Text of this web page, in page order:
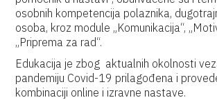
osobnih kompetencija polaznika,
osoba, kroz module „Komunikacija“,
„Priprema za rad“.
Edukacija je zbog aktualnih okolnosti
pandemiju Covid-19 prilagođena i
kombinaciji online i izravne nastave.